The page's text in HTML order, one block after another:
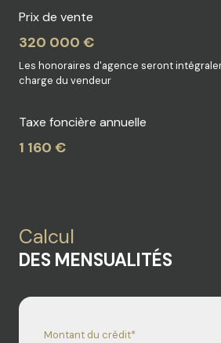
Prix de vente
320 000 €
Les honoraires d'agence seront
charge du vendeur
Taxe foncière annuelle
1 160 €
Calcul
DES MENSUALITÉS
Montant du crédit*